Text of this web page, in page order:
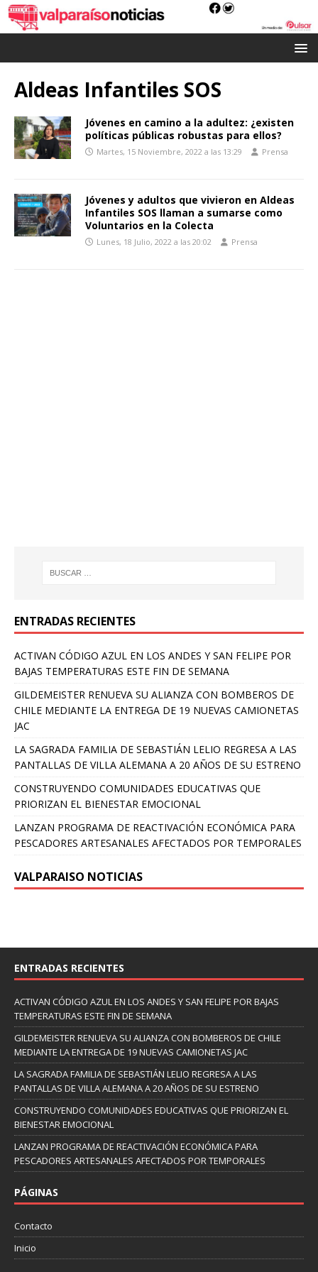
Aldeas Infantiles SOS
Jóvenes en camino a la adultez: ¿existen
políticas públicas robustas para ellos?
Martes, 15 Noviembre, 2022 a las 13:29 Prensa
Jóvenes y adultos que vivieron en Aldeas
Infantiles SOS llaman a sumarse como
Voluntarios en la Colecta
Lunes, 18 Julio, 2022 a las 20:02 Prensa
ENTRADAS RECIENTES
ACTIVAN CÓDIGO AZUL EN LOS ANDES Y SAN FELIPE POR
BAJAS TEMPERATURAS ESTE FIN DE SEMANA
GILDEMEISTER RENUEVA SU ALIANZA CON BOMBEROS DE
CHILE MEDIANTE LA ENTREGA DE 19 NUEVAS CAMIONETAS
JAC
LA SAGRADA FAMILIA DE SEBASTIÁN LELIO REGRESA A LAS
PANTALLAS DE VILLA ALEMANA A 20 AÑOS DE SU ESTRENO
CONSTRUYENDO COMUNIDADES EDUCATIVAS QUE
PRIORIZAN EL BIENESTAR EMOCIONAL
LANZAN PROGRAMA DE REACTIVACIÓN ECONÓMICA PARA
PESCADORES ARTESANALES AFECTADOS POR TEMPORALES
VALPARAISO NOTICIAS
ENTRADAS RECIENTES
ACTIVAN CÓDIGO AZUL EN LOS ANDES Y SAN FELIPE POR BAJAS
TEMPERATURAS ESTE FIN DE SEMANA
GILDEMEISTER RENUEVA SU ALIANZA CON BOMBEROS DE CHILE
MEDIANTE LA ENTREGA DE 19 NUEVAS CAMIONETAS JAC
LA SAGRADA FAMILIA DE SEBASTIÁN LELIO REGRESA A LAS
PANTALLAS DE VILLA ALEMANA A 20 AÑOS DE SU ESTRENO
CONSTRUYENDO COMUNIDADES EDUCATIVAS QUE PRIORIZAN EL
BIENESTAR EMOCIONAL
LANZAN PROGRAMA DE REACTIVACIÓN ECONÓMICA PARA
PESCADORES ARTESANALES AFECTADOS POR TEMPORALES
PÁGINAS
Contacto
Inicio